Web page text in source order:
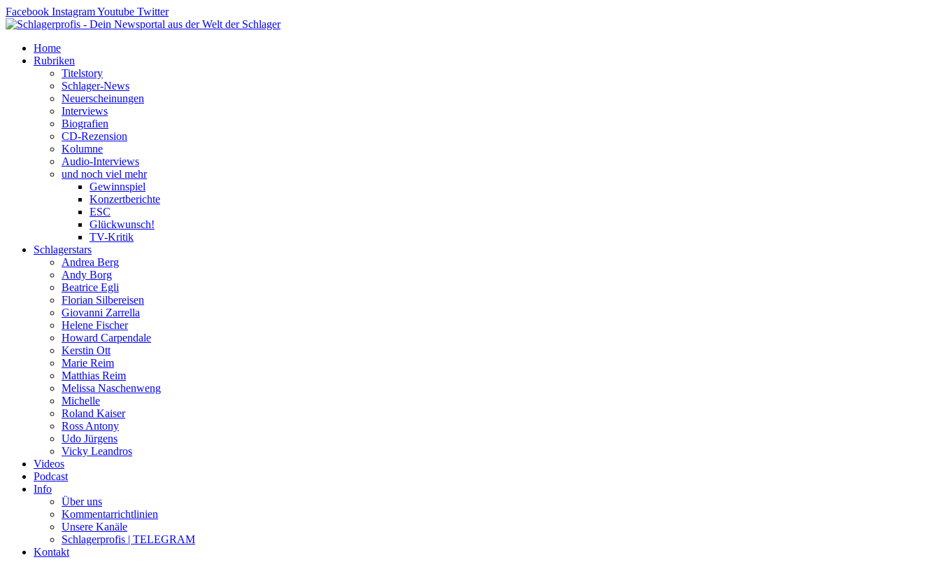
Zum
Inhalt
Facebook InstagramYoutube Twitter
Home
Rubriken
Titelstory
Schlager-News
Neuerscheinungen
Interviews
Biografien
CD-Rezension
Kolumne
Audio-Interviews
und noch viel mehr
Gewinnspiel
Konzertberichte
ESC
Glückwunsch!
TV-Kritik
Schlagerstars
Andrea Berg
Andy Borg
Beatrice Egli
Florian Silbereisen
Giovanni Zarrella
Helene Fischer
Howard Carpendale
Kerstin Ott
Marie Reim
Matthias Reim
Melissa Naschenweng
Michelle
Roland Kaiser
Ross Antony
Udo Jürgens
Vicky Leandros
Videos
Podcast
Info
Über uns
Kommentarrichtlinien
Unsere Kanäle
Schlagerprofis | TELEGRAM
Kontakt